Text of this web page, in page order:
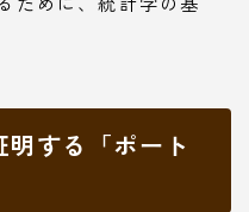
明する「ポート